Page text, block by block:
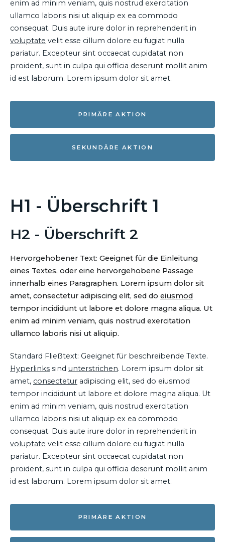
enim ad minim veniam, quis nostrud exercitation
ullamco laboris nisi ut aliquip ex ea commodo
consequat. Duis aute irure dolor in reprehenderit in
voluptate velit esse cillum dolore eu fugiat nulla
pariatur. Excepteur sint occaecat cupidatat non
proident, sunt in culpa qui officia deserunt mollit anim
id est laborum. Lorem ipsum dolor sit amet.
PRIMÄRE AKTION
SEKUNDÄRE AKTION
H1 - Überschrift 1
H2 - Überschrift 2
Hervorgehobener Text: Geeignet für die Einleitung
eines Textes, oder eine hervorgehobene Passage
innerhalb eines Paragraphen. Lorem ipsum dolor sit
amet, consectetur adipiscing elit, sed do eiusmod
tempor incididunt ut labore et dolore magna aliqua. Ut
enim ad minim veniam, quis nostrud exercitation
ullamco laboris nisi ut aliquip.
Standard Fließtext: Geeignet für beschreibende Texte.
Hyperlinks sind unterstrichen. Lorem ipsum dolor sit
amet, consectetur adipiscing elit, sed do eiusmod
tempor incididunt ut labore et dolore magna aliqua. Ut
enim ad minim veniam, quis nostrud exercitation
ullamco laboris nisi ut aliquip ex ea commodo
consequat. Duis aute irure dolor in reprehenderit in
voluptate velit esse cillum dolore eu fugiat nulla
pariatur. Excepteur sint occaecat cupidatat non
proident, sunt in culpa qui officia deserunt mollit anim
id est laborum. Lorem ipsum dolor sit amet.
PRIMÄRE AKTION